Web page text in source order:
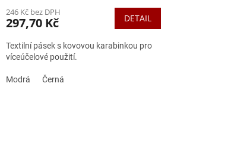
246 Kč bez DPH
297,70 Kč DETAIL
Textilní pásek s kovovou karabinkou pro
víceúčelové použití.
Modrá Černá